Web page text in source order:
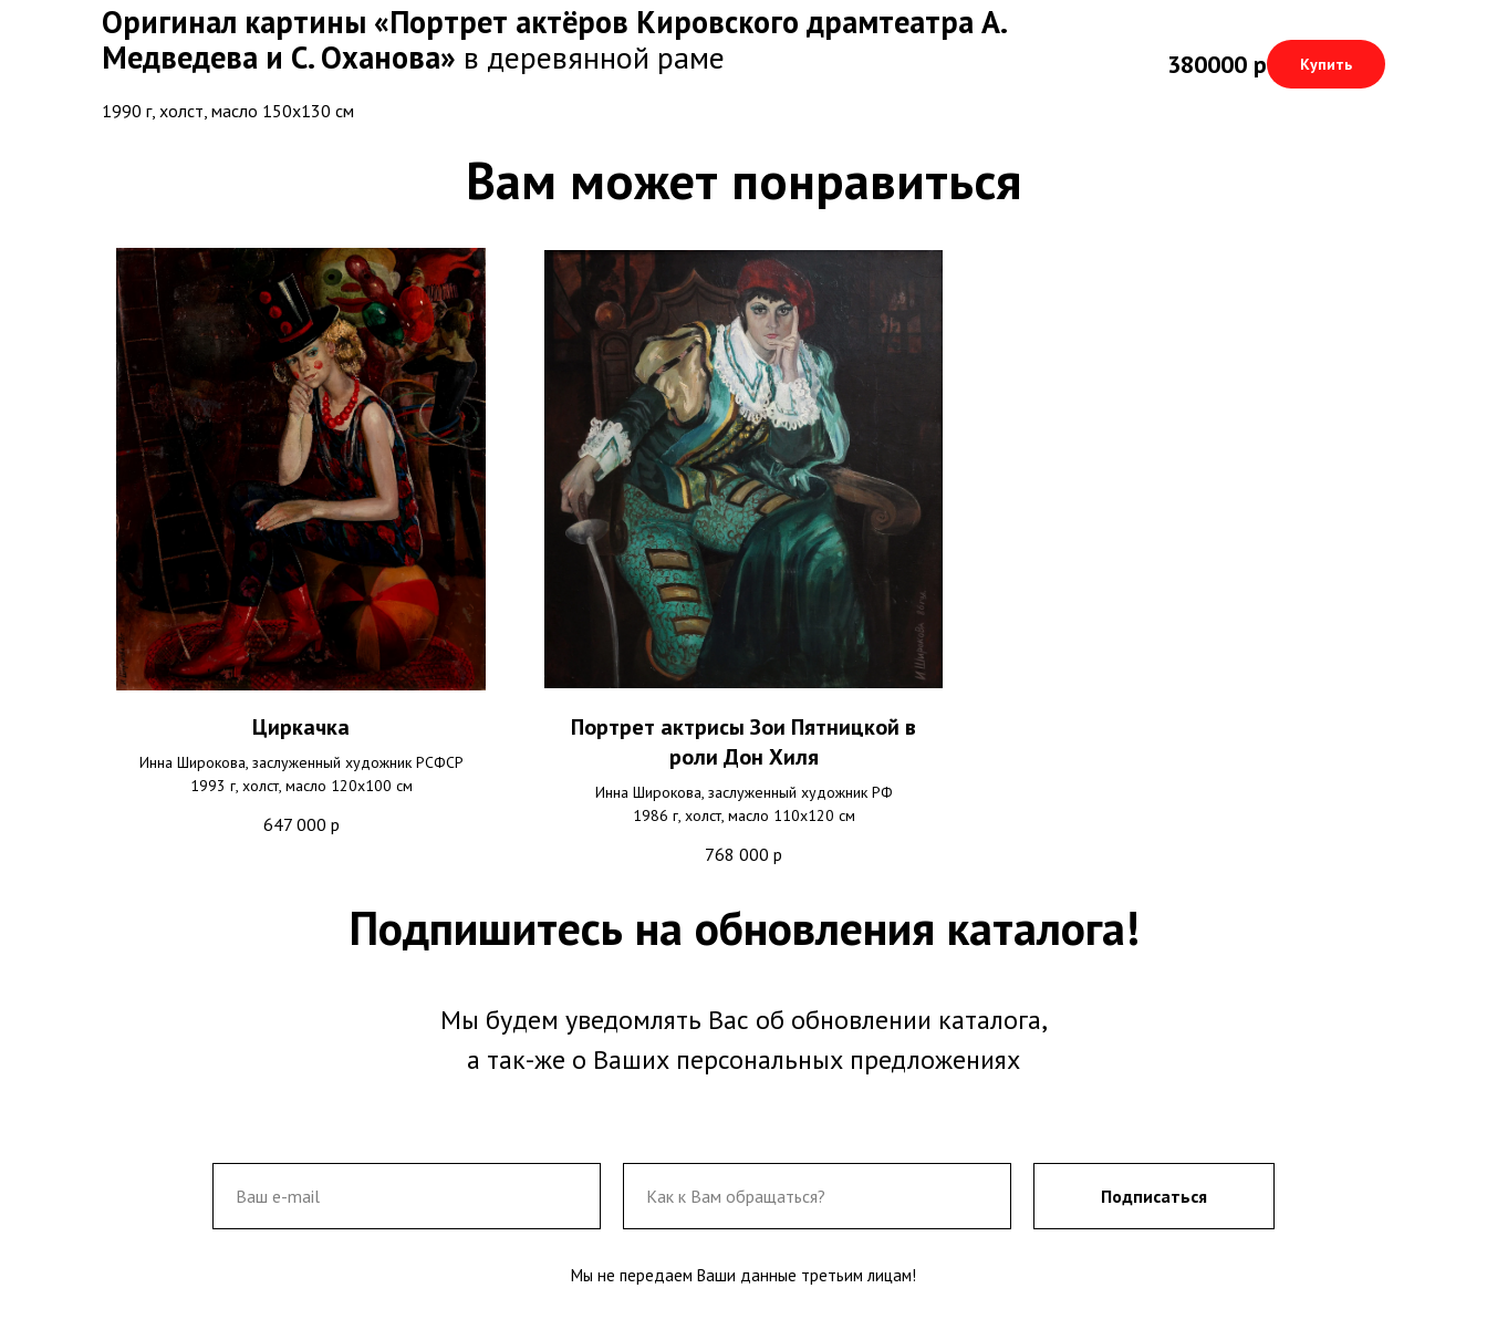
Оригинал картины «Портрет актёров Кировского драмтеатра А.
Медведева и С. Оханова» в деревянной раме
1990 г, холст, масло 150х130 см
380000 р Купить
Вам может понравиться
Циркачка
Инна Широкова, заслуженный художник РСФСР
1993 г, холст, масло 120х100 см
647 000 р
Портрет актрисы Зои Пятницкой в
роли Дон Хиля
Инна Широкова, заслуженный художник РФ
1986 г, холст, масло 110х120 см
768 000 р
Подпишитесь на обновления каталога!
Мы будем уведомлять Вас об обновлении каталога,
а так-же о Ваших персональных предложениях
Подписаться
Мы не передаем Ваши данные третьим лицам!